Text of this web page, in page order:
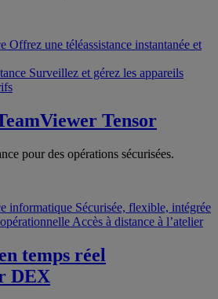
Offrez une téléassistance instantanée et
Surveillez et gérez les appareils
Tensor
pour des opérations sécurisées.
informatique Sécurisée, flexible, intégrée
Accès à distance à l’atelier
temps réel
DEX